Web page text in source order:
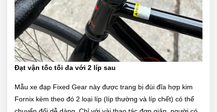
Đạt vận tốc tối đa với 2 líp sau
Mẫu xe đạp Fixed Gear này được trang bị đùi đĩa hợp kim
Fornix kèm theo đó 2 loại líp (líp thường và líp chết) có thể